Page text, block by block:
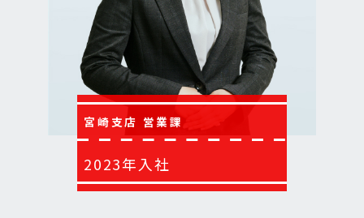
宮崎支店 営業課
2023年入社